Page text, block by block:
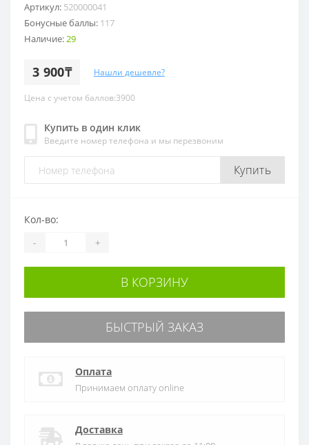
Артикул: 520000041
Бонусные баллы: 117
Наличие:29
3 900₸ Нашли дешевле?
Цена с учетом баллов:3900
Купить в один клик
Введите номер телефона и мы перезвоним
Купить
Кол-во:
- +
В КОРЗИНУ
БЫСТРЫЙ ЗАКАЗ
Оплата
Принимаем оплату online
Доставка